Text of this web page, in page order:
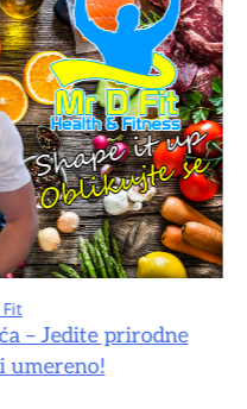
– Jedite prirodne
umereno!